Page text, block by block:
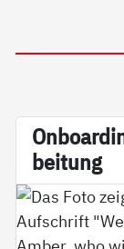
bei­tung